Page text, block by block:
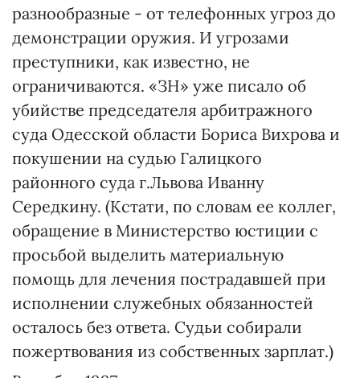
разнообразные - от телефонных угроз до
демонстрации оружия. И угрозами
преступники, как известно, не
ограничиваются. «ЗН» уже писало об
убийстве председателя арбитражного
суда Одесской области Бориса Вихрова и
покушении на судью Галицкого
районного суда г.Львова Иванну
Середкину. (Кстати, по словам ее коллег,
обращение в Министерство юстиции с
просьбой выделить материальную
помощь для лечения пострадавшей при
исполнении служебных обязанностей
осталось без ответа. Судьи собирали
пожертвования из собственных зарплат.)